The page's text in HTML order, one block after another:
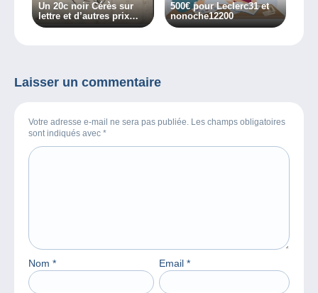
Un 20c noir Cérès sur
lettre et d’autres prix
philatéliques à gagner
500€ pour Leclerc31 et
nonoche12200
Laisser un commentaire
Votre adresse e-mail ne sera pas publiée. Les champs obligatoires
sont indiqués avec *
Nom * Email *